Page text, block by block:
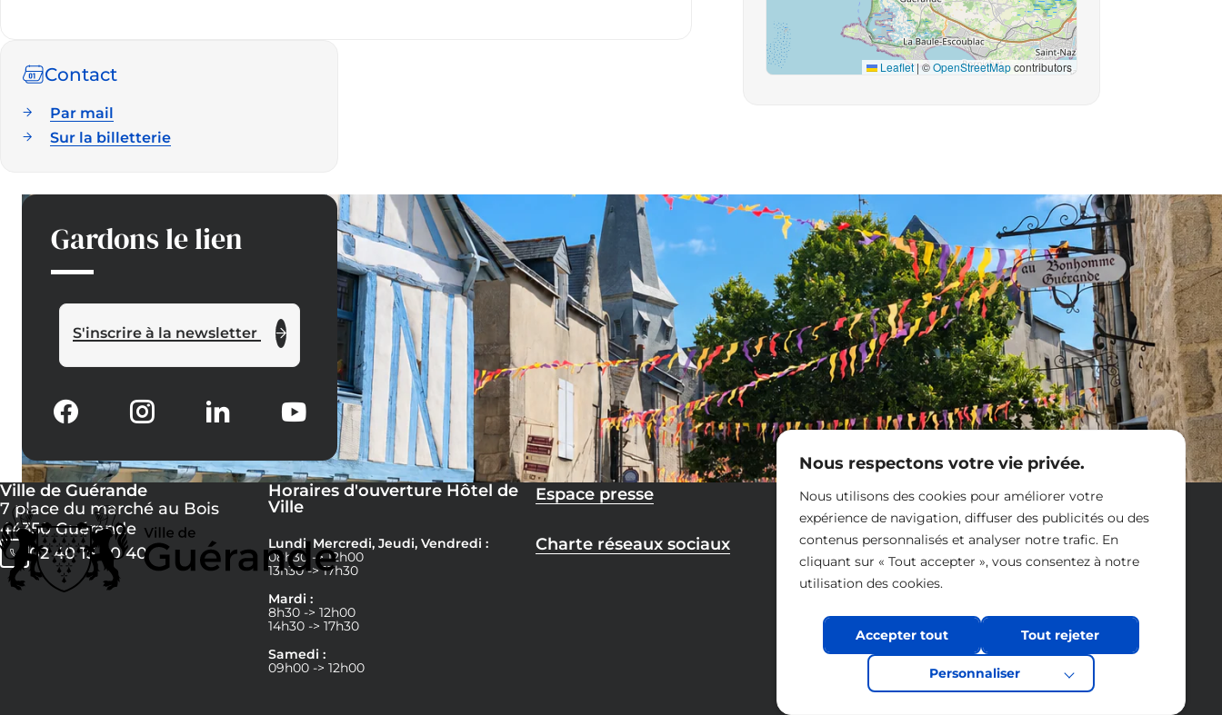
Nous respectons votre vie privée.
Nous utilisons des cookies pour améliorer votre
expérience de navigation, diffuser des publicités ou des
contenus personnalisés et analyser notre trafic. En
cliquant sur « Tout accepter », vous consentez à notre
utilisation des cookies.
Personnaliser
Tout rejeter
Accepter tout
Contact
Par mail
Sur la billetterie
Leaflet | ©OpenStreetMapcontributors
Gardons le lien
S'inscrire à la newsletter
Ville de Guérande
7 place du marché au Bois
44350 Guérande
02 40 15 60 40
Horaires d'ouverture Hôtel de
Ville
Lundi, Mercredi, Jeudi, Vendredi :
08h30 -> 12h00
13h30 -> 17h30
Mardi :
8h30 -> 12h00
14h30 -> 17h30
Samedi :
09h00 -> 12h00
Espace presse
Charte réseaux sociaux
Nous contacter